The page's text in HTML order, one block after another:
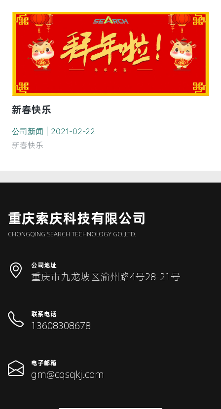
新春快乐
公司新闻 | 2021-02-22
新春快乐
重庆索庆科技有限公司
CHONGQING SEARCH TECHNOLOGY GO.,LTD.
公司地址
重庆市九龙坡区渝州路4号28-21号
联系电话
13608308678
电子邮箱
gm@cqsqkj.com